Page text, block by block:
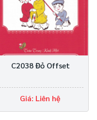
C2038 Đỏ Offset
Giá: Liên hệ